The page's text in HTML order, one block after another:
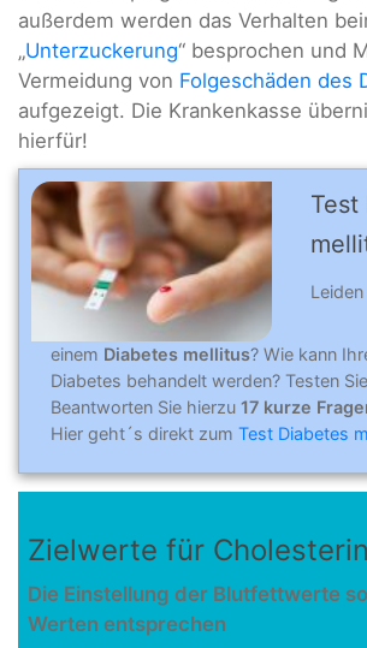
außerdem werden das Verhalten
„Unterzuckerung“ besprochen und
Vermeidung von Folgeschäden des
aufgezeigt. Die Krankenkasse
hierfür!
Test
einem Diabetes mellitus? Wie kann
Diabetes behandelt werden? Testen
Beantworten Sie hierzu 17 kurze
Hier geht´s direkt zum Test Diabetes
Zielwerte für Cholesterin
Die Einstellung der Blutfettwerte
Werten entsprechen